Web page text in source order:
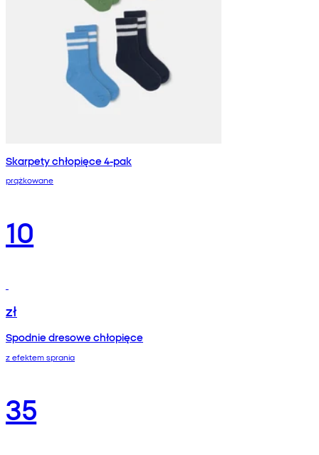
Skarpety chłopięce 4-pak
prążkowane
10
zł
Spodnie dresowe chłopięce
z efektem sprania
35